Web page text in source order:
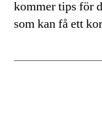
kommer tips för
som kan få ett